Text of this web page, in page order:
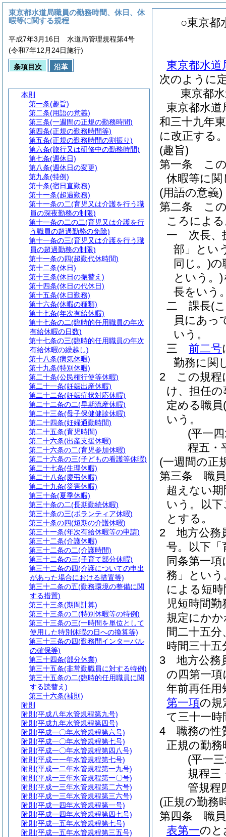
○東京都
東京都水
次のように
東京都
東京都水
和三十九年
に改正する
(趣旨)
第一条
こ
休暇等に
(用語の意義)
第二条
こ
ころによ
一
次長、
部」とい
同じ。)の
という。)
長をいう
二
課長(
員にあっ
いう。
三
前二号
勤務に関
2
この規程
け、担任
定める職員
いう。
(平一
程五・
(一週間の正
第三条
職
超えない
いう。以
とする。
2
地方公務
号。以下「
同条第一
務」という
による短
児短時間
規定にか
間二十五
時間三十
3
地方公務
の四第一
年前再任用
第一項の規
て三十一
4
職務の性
正規の勤
(平一
規程三
管規程
(正規の勤務
第四条
職
表第一のと
東京都水道局職員の勤務時間、休日、休
暇等に関する規程
平成7年3月16日 水道局管理規程第4号
(令和7年12月24日施行)
条項目次 沿革
本則
第一条(趣旨)
第二条(用語の意義)
第三条(一週間の正規の勤務時間)
第四条(正規の勤務時間等)
第五条(正規の勤務時間の割振り)
第六条(旅行又は研修中の勤務時間)
第七条(週休日)
第八条(週休日の変更)
第九条(特例)
第十条(宿日直勤務)
第十一条(超過勤務)
第十一条の二(育児又は介護を行う職
員の深夜勤務の制限)
第十一条の二の二(育児又は介護を行
う職員の超過勤務の免除)
第十一条の三(育児又は介護を行う職
員の超過勤務の制限)
第十一条の四(超勤代休時間)
第十二条(休日)
第十三条(休日の振替え)
第十四条(休日の代休日)
第十五条(休日勤務)
第十六条(休暇の種類)
第十七条(年次有給休暇)
第十七条の二(臨時的任用職員の年次
有給休暇の日数)
第十七条の三(臨時的任用職員の年次
有給休暇の繰越し)
第十八条(病気休暇)
第十九条(特別休暇)
第二十条(公民権行使等休暇)
第二十一条(妊娠出産休暇)
第二十二条(妊娠症状対応休暇)
第二十二条の二(早期流産休暇)
第二十三条(母子保健健診休暇)
第二十四条(妊婦通勤時間)
第二十五条(育児時間)
第二十六条(出産支援休暇)
第二十六条の二(育児参加休暇)
第二十六条の三(子どもの看護等休暇)
第二十七条(生理休暇)
第二十八条(慶弔休暇)
第二十九条(災害休暇)
第三十条(夏季休暇)
第三十条の二(長期勤続休暇)
第三十条の三(ボランティア休暇)
第三十条の四(短期の介護休暇)
第三十一条(年次有給休暇等の申請)
第三十二条(介護休暇)
第三十二条の二(介護時間)
第三十二条の三(子育て部分休暇)
第三十二条の四(介護についての申出
があった場合における措置等)
第三十二条の五(勤務環境の整備に関
する措置)
第三十三条(期間計算)
第三十三条の二(特別休暇等の特例)
第三十三条の三(一時間を単位として
使用した特別休暇の日への換算等)
第三十三条の四(勤務間インターバル
の確保等)
第三十四条(部分休業)
第三十五条(非常勤職員に対する特例)
第三十五条の二(臨時的任用職員に関
する読替え)
第三十六条(補則)
附則
附則 (平成八年水管規程第九号)
附則 (平成九年水管規程第四号)
附則 (平成一〇年水管規程第六号)
附則 (平成一〇年水管規程第七号)
附則 (平成一〇年水管規程第四八号)
附則 (平成一一年水管規程第七号)
附則 (平成一二年水管規程第一九号)
附則 (平成一三年水管規程第一〇号)
附則 (平成一三年水管規程第二六号)
附則 (平成一三年水管規程第三六号)
附則 (平成一四年水管規程第一号)
附則 (平成一四年水管規程第四七号)
附則 (平成一五年水管規程第七号)
附則 (平成一五年水管規程第三五号)